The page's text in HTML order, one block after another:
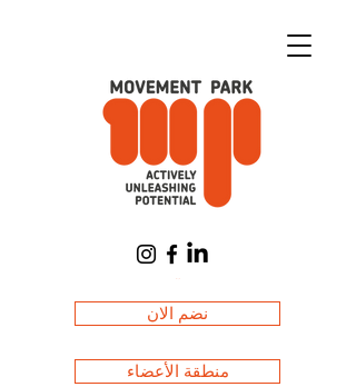
نضم الان
منطقة الأعضاء